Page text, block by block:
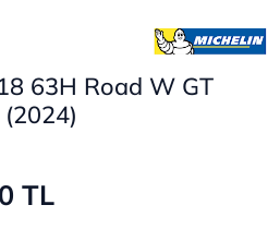
63H Road W GT
TL